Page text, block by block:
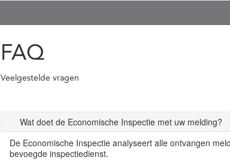
FAQ
Veelgestelde vragen
Wat doet de Economische Inspectie met uw melding?
De Economische Inspectie analyseert alle ontvangen
bevoegde inspectiedienst.